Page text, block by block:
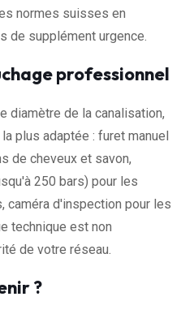
normes suisses en
de supplément urgence.
professionnel
diamètre de la canalisation,
plus adaptée : furet manuel
de cheveux et savon,
250 bars) pour les
caméra d'inspection pour les
technique est non
de votre réseau.
?